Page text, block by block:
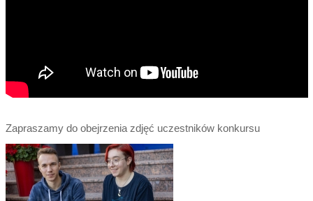
Zapraszamy do obejrzenia zdjęć uczestników konkursu